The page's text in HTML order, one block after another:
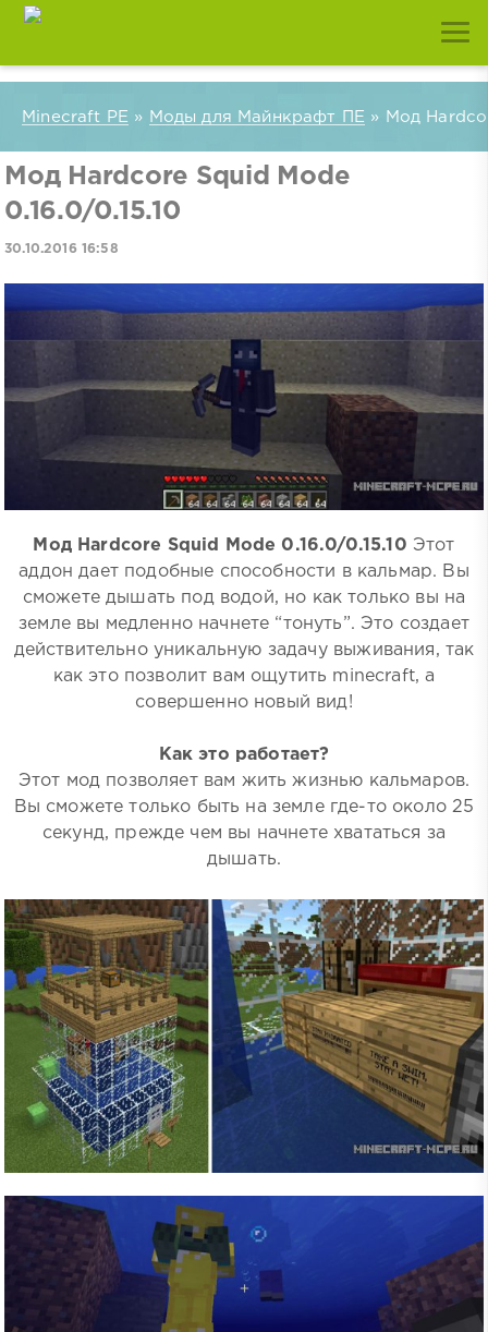
Minecraft PE » Моды для Майнкрафт ПЕ » Мод
Мод Hardcore Squid Mode
0.16.0/0.15.10
30.10.2016 16:58
Мод Hardcore Squid Mode 0.16.0/0.15.10 Этот
аддон дает подобные способности в кальмар. Вы
сможете дышать под водой, но как только вы на
земле вы медленно начнете “тонуть”. Это создает
действительно уникальную задачу выживания, так
как это позволит вам ощутить minecraft, а
совершенно новый вид!
Как это работает?
Этот мод позволяет вам жить жизнью кальмаров.
Вы сможете только быть на земле где-то около 25
секунд, прежде чем вы начнете хвататься за
дышать.